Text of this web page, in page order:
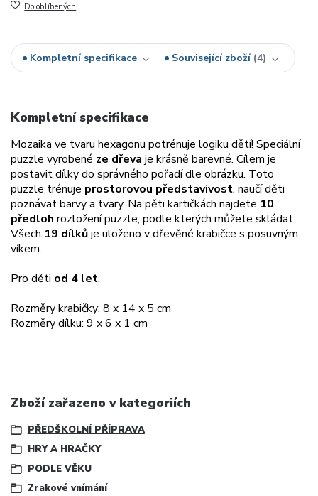
Do oblíbených
Kompletní specifikace Související zboží 4
Kompletní specifikace
Mozaika ve tvaru hexagonu potrénuje logiku dětí! Speciální
puzzle vyrobené ze dřeva je krásně barevné. Cílem je
postavit dílky do správného pořadí dle obrázku. Toto
puzzle trénuje prostorovou představivost, naučí děti
poznávat barvy a tvary. Na pěti kartičkách najdete 10
předloh rozložení puzzle, podle kterých můžete skládat.
Všech 19 dílkůje uloženo v dřevěné krabičce s posuvným
víkem.
Pro děti od 4 let.
Rozměry krabičky: 8 x 14 x 5 cm
Rozměry dílku: 9 x 6 x 1 cm
Zboží zařazeno v kategoriích
PŘEDŠKOLNÍ PŘÍPRAVA
HRY A HRAČKY
PODLE VĚKU
Zrakové vnímání